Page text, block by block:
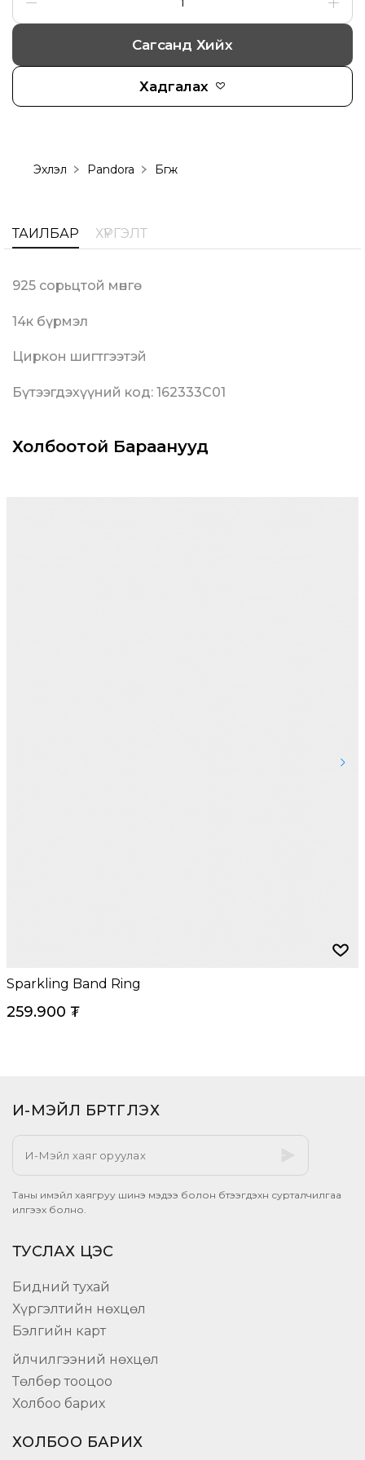
Сагсанд Хийх
Хадгалах
Эхлэл Pandora Бөгж
ТАЙЛБАР ХҮРГЭЛТ
925 сорьцтой мөнгө
14к бүрмэл
Циркон шигтгээтэй
Бүтээгдэхүүний код: 162333C01
Холбоотой Бараанууд
Sparkling Band Ring
259.900 ₮
И-МЭЙЛ БҮРТГҮҮЛЭХ​
Таны имэйл хаягруу шинэ мэдээ болон бүтээгдэхүүн сурталчилгаа
илгээх болно.
ТУСЛАХ ЦЭС
Бидний тухай
Хүргэлтийн нөхцөл
Бэлгийн карт
Үйлчилгээний нөхцөл
Төлбөр тооцоо
Холбоо барих
ХОЛБОО БАРИХ